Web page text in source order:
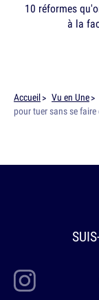
10 réformes
à la
Accueil Vu en Une
pour tuer sans se faire